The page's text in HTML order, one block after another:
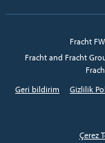
Fracht
Fracht and Fracht
Geri bildirim
Gizlilik
Çerez